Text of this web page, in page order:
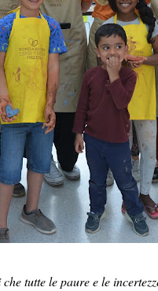
tutte le paure e le